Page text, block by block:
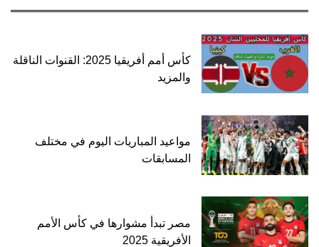
كأس أمم أفريقيا 2025: القنوات الناقلة
والمزيد
مواعيد المباريات اليوم في مختلف
المسابقات
مصر تبدأ مشوارها في كأس الأمم
الأفريقية 2025